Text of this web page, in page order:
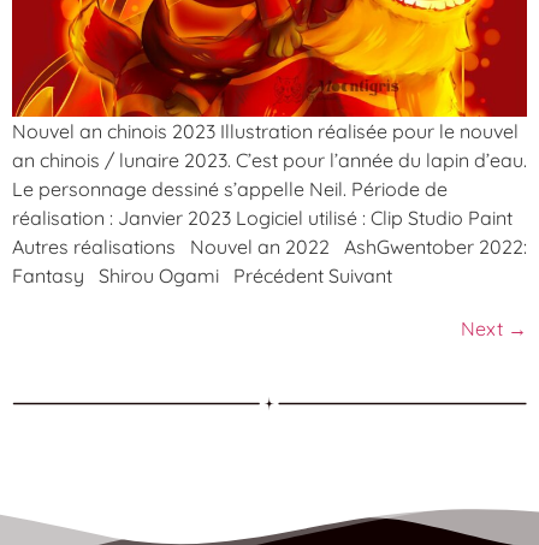
Nouvel an chinois 2023 Illustration réalisée pour le nouvel
an chinois / lunaire 2023. C’est pour l’année du lapin d’eau.
Le personnage dessiné s’appelle Neil. Période de
réalisation : Janvier 2023 Logiciel utilisé : Clip Studio Paint
Autres réalisations Nouvel an 2022 AshGwentober 2022:
Fantasy Shirou Ogami Précédent Suivant
Next →